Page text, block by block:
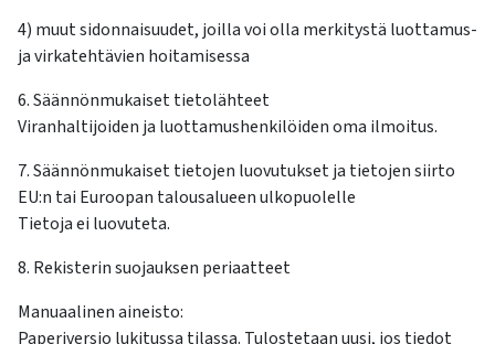
4) muut sidonnaisuudet, joilla voi olla merkitystä luottamus-
ja virkatehtävien hoitamisessa
6. Säännönmukaiset tietolähteet
Viranhaltijoiden ja luottamushenkilöiden oma ilmoitus.
7. Säännönmukaiset tietojen luovutukset ja tietojen siirto
EU:n tai Euroopan talousalueen ulkopuolelle
Tietoja ei luovuteta.
8. Rekisterin suojauksen periaatteet
Manuaalinen aineisto:
Paperiversio lukitussa tilassa. Tulostetaan uusi, jos tiedot